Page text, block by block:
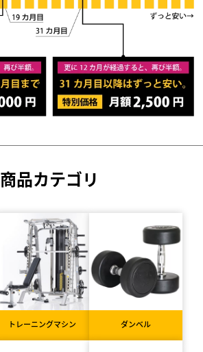
商品カテゴリ
トレーニングマシン ダンベル